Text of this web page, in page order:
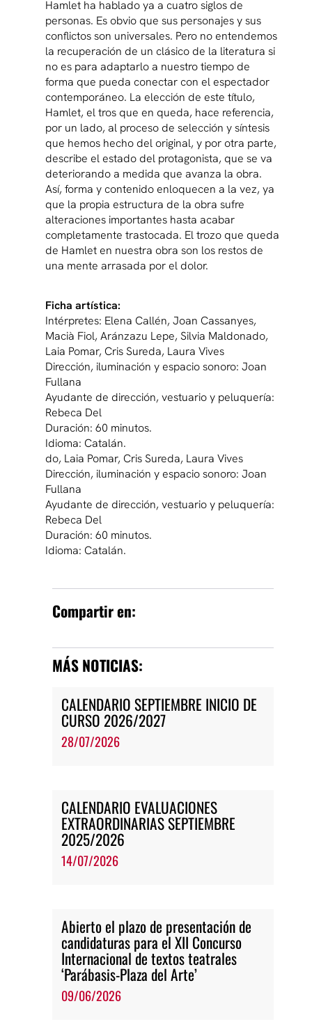
Hamlet ha hablado ya a cuatro siglos de
personas. Es obvio que sus personajes y sus
conflictos son universales. Pero no entendemos
la recuperación de un clásico de la literatura si
no es para adaptarlo a nuestro tiempo de
forma que pueda conectar con el espectador
contemporáneo. La elección de este título,
Hamlet, el tros que en queda, hace referencia,
por un lado, al proceso de selección y síntesis
que hemos hecho del original, y por otra parte,
describe el estado del protagonista, que se va
deteriorando a medida que avanza la obra.
Así, forma y contenido enloquecen a la vez, ya
que la propia estructura de la obra sufre
alteraciones importantes hasta acabar
completamente trastocada. El trozo que queda
de Hamlet en nuestra obra son los restos de
una mente arrasada por el dolor.
Ficha artística:
Intérpretes: Elena Callén, Joan Cassanyes,
Macià Fiol, Aránzazu Lepe, Silvia Maldonado,
Laia Pomar, Cris Sureda, Laura Vives
Dirección, iluminación y espacio sonoro: Joan
Fullana
Ayudante de dirección, vestuario y peluquería:
Rebeca Del
Duración: 60 minutos.
Idioma: Catalán.
do, Laia Pomar, Cris Sureda, Laura Vives
Dirección, iluminación y espacio sonoro: Joan
Fullana
Ayudante de dirección, vestuario y peluquería:
Rebeca Del
Duración: 60 minutos.
Idioma: Catalán.
Compartir en:
MÁS NOTICIAS:
CALENDARIO SEPTIEMBRE INICIO DE
CURSO 2026/2027
28/07/2026
CALENDARIO EVALUACIONES
EXTRAORDINARIAS SEPTIEMBRE
2025/2026
14/07/2026
Abierto el plazo de presentación de
candidaturas para el XII Concurso
Internacional de textos teatrales
‘Parábasis-Plaza del Arte’
09/06/2026